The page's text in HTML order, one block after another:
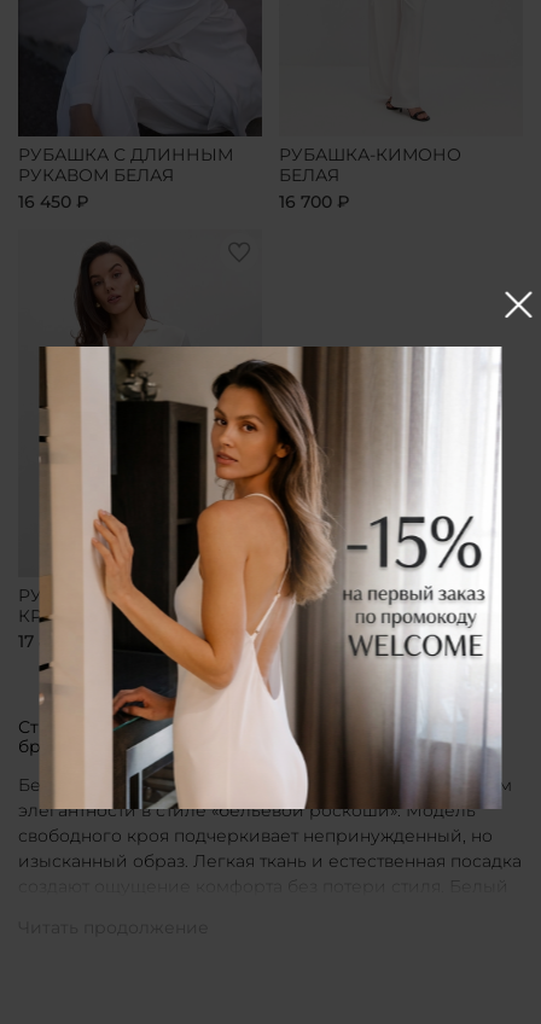
РУБАШКА С ДЛИННЫМ
РУКАВОМ БЕЛАЯ
16 450 ₽
РУБАШКА-КИМОНО
БЕЛАЯ
16 700 ₽
РУБАШКА СВОБОДНОГО
КРОЯ БЕЛАЯ
17 800 ₽
Стильные рубашки в актуальном белом цвете от
бренда CLÓ
Белые рубашки от бренда CLÓ являются воплощением
элегантности в стиле «бельевой роскоши». Модель
свободного кроя подчеркивает непринужденный, но
изысканный образ. Легкая ткань и естественная посадка
создают ощущение комфорта без потери стиля. Белый